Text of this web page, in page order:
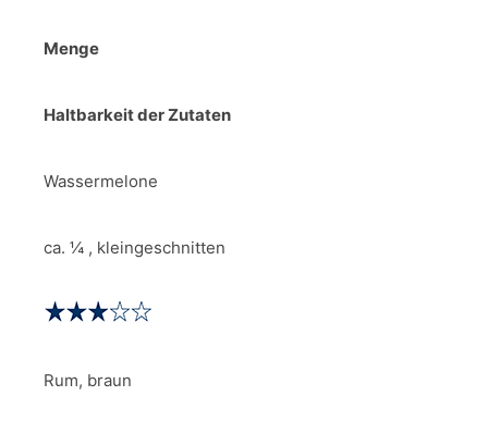
Menge
Haltbarkeit der Zutaten
Wassermelone
ca. ¼ , kleingeschnitten
Rum, braun